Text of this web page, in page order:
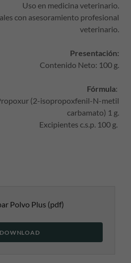
Uso en medicina veterinario.
con asesoramiento profesional
veterinario.
Presentación:
Contenido Neto: 100 g.
Fórmula:
(2-isopropoxfenil-N-metil
carbamato) 1 g.
Excipientes c.s.p. 100 g.
Polvo Plus (pdf)
DOWNLOAD